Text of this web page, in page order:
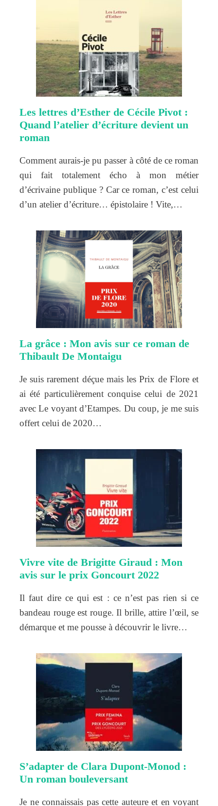
Les lettres d’Esther de Cécile Pivot :
Quand l’atelier d’écriture devient un
roman
Comment aurais-je pu passer à côté de ce roman
qui fait totalement écho à mon métier
d’écrivaine publique ? Car ce roman, c’est celui
d’un atelier d’écriture… épistolaire ! Vite,…
La grâce : Mon avis sur ce roman de
Thibault De Montaigu
Je suis rarement déçue mais les Prix de Flore et
ai été particulièrement conquise celui de 2021
avec Le voyant d’Etampes. Du coup, je me suis
offert celui de 2020…
Vivre vite de Brigitte Giraud : Mon
avis sur le prix Goncourt 2022
Il faut dire ce qui est : ce n’est pas rien si ce
bandeau rouge est rouge. Il brille, attire l’œil, se
démarque et me pousse à découvrir le livre…
S’adapter de Clara Dupont-Monod :
Un roman bouleversant
Je ne connaissais pas cette auteure et en voyant